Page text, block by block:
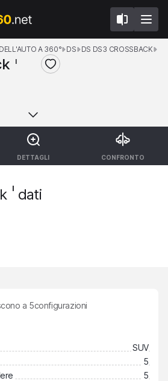
DETTAGLI CONFRONTO
A 360° DS
DS DS3 CROSSBACK
I
I dati
a 5configurazioni
SUV
5
5